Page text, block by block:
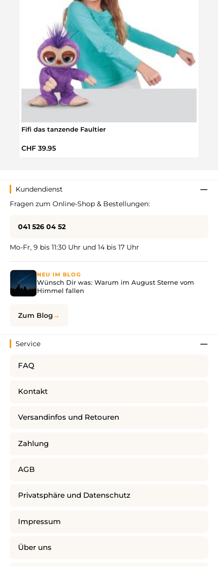
Fifi das tanzende Faultier
Regulärer Preis:
CHF 39.95
Kundendienst
Fragen zum Online-Shop & Bestellungen:
041 526 04 52
Mo-Fr, 9 bis 11:30 Uhr und 14 bis 17 Uhr
NEU IM BLOG
Wünsch Dir was: Warum im August Sterne vom
Himmel fallen
Zum Blog
Service
FAQ
Kontakt
Versandinfos und Retouren
Zahlung
AGB
Privatsphäre und Datenschutz
Impressum
Über uns